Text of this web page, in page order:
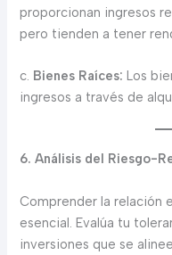
proporcionan ingresos
pero tienden a tener
c. Bienes Raíces: Los
ingresos a través de
6. Análisis del Riesgo-
Comprender la relación
esencial. Evalúa tu
inversiones que se